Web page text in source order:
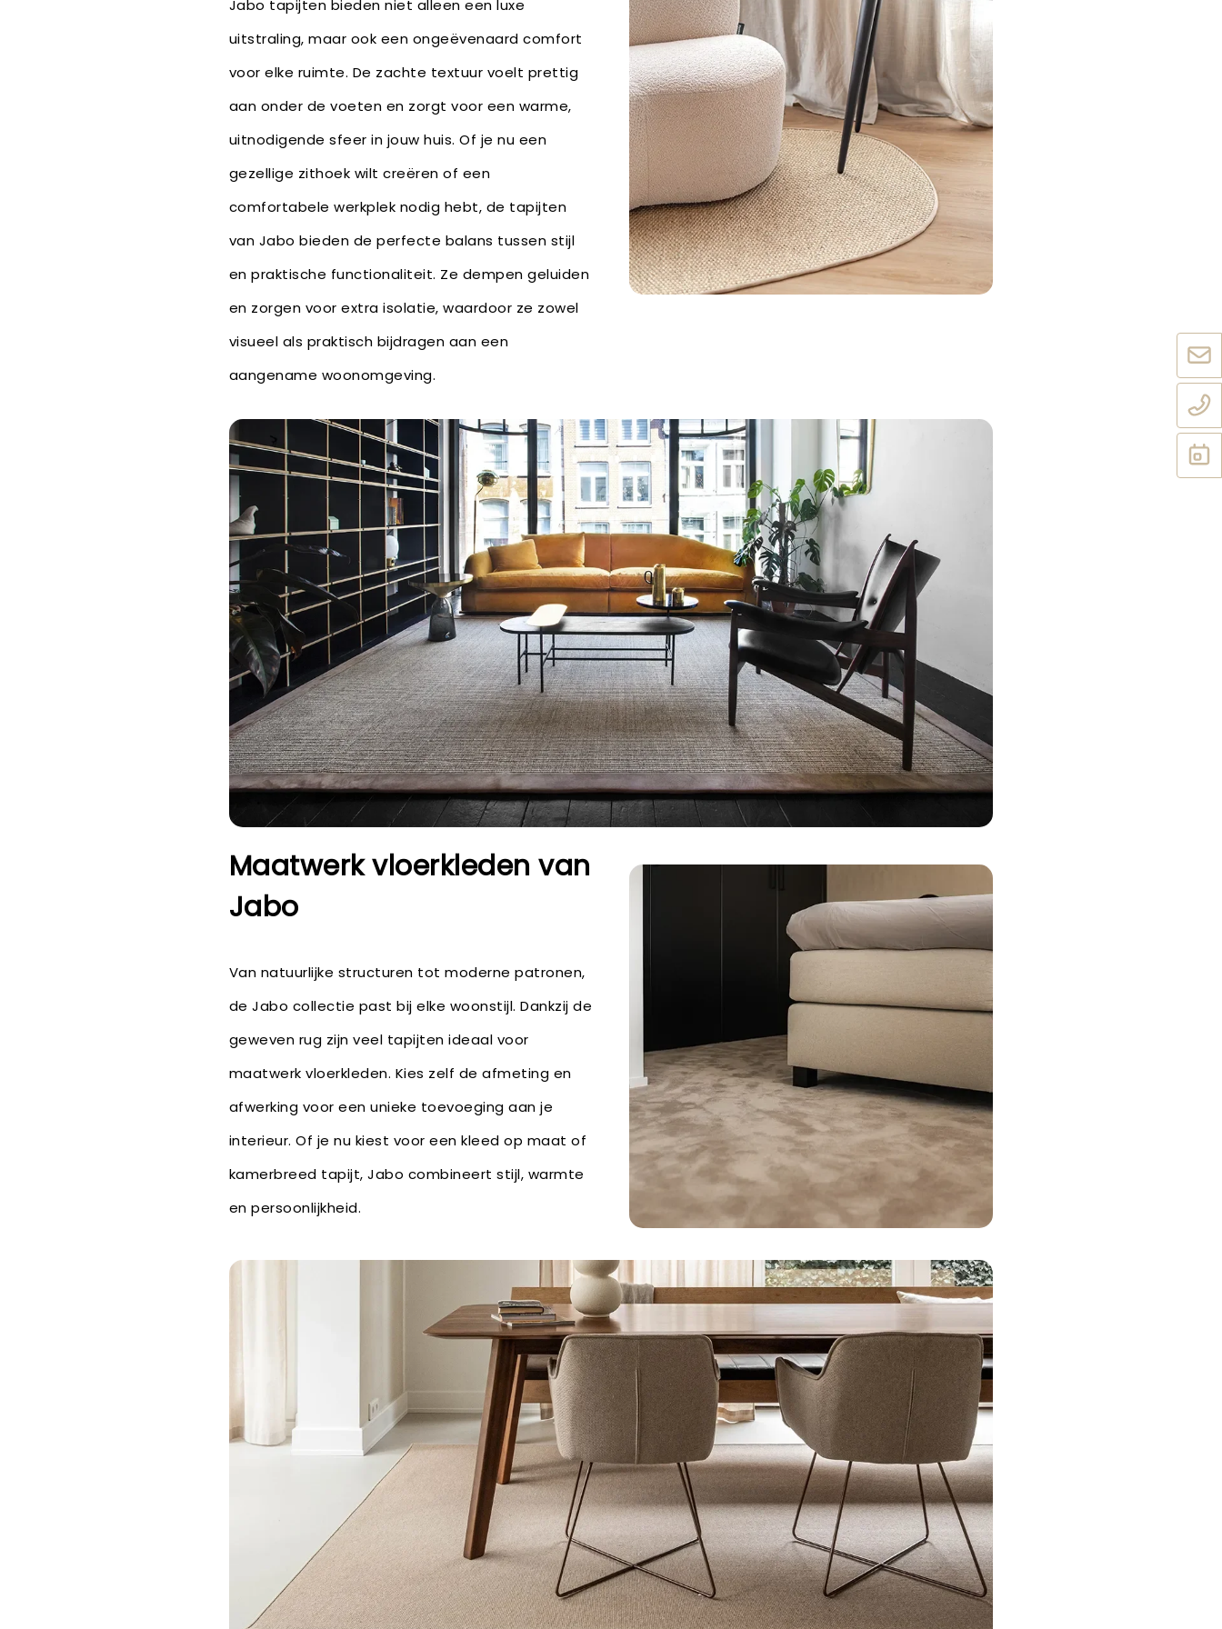
Jabo tapijten bieden niet alleen een luxe
uitstraling, maar ook een ongeëvenaard comfort
voor elke ruimte. De zachte textuur voelt prettig
aan onder de voeten en zorgt voor een warme,
uitnodigende sfeer in jouw huis. Of je nu een
gezellige zithoek wilt creëren of een
comfortabele werkplek nodig hebt, de tapijten
van Jabo bieden de perfecte balans tussen stijl
en praktische functionaliteit. Ze dempen geluiden
en zorgen voor extra isolatie, waardoor ze zowel
visueel als praktisch bijdragen aan een
aangename woonomgeving.
Maatwerk vloerkleden van
Jabo
Van natuurlijke structuren tot moderne patronen,
de Jabo collectie past bij elke woonstijl. Dankzij de
geweven rug zijn veel tapijten ideaal voor
maatwerk vloerkleden. Kies zelf de afmeting en
afwerking voor een unieke toevoeging aan je
interieur. Of je nu kiest voor een kleed op maat of
kamerbreed tapijt, Jabo combineert stijl, warmte
en persoonlijkheid.